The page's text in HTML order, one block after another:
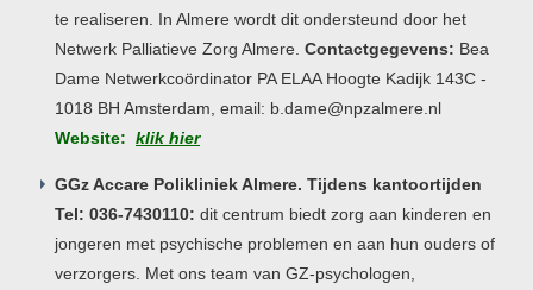
te realiseren. In Almere wordt dit ondersteund door het
Netwerk Palliatieve Zorg Almere. Contactgegevens: Bea
Dame Netwerkcoördinator PA ELAA Hoogte Kadijk 143C -
1018 BH Amsterdam, email: b.dame@npzalmere.nl
Website: klik hier
GGz Accare Polikliniek Almere. Tijdens kantoortijden
Tel: 036-7430110: dit centrum biedt zorg aan kinderen en
jongeren met psychische problemen en aan hun ouders of
verzorgers. Met ons team van GZ-psychologen,